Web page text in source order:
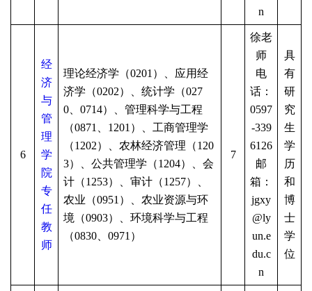
n
6
经
济
与
管
理
学
院
专
任
教
师
理论经济学（0201）、应用经
济学（0202）、统计学（027
0、0714）、管理科学与工程
（0871、1201）、工商管理学
（1202）、农林经济管理（120
3）、公共管理学（1204）、会
计（1253）、审计（1257）、
农业（0951）、农业资源与环
境（0903）、环境科学与工程
（0830、0971）
7
徐老
师
电
话：
0597
-339
6126
邮
箱：
jgxy
@ly
un.e
du.c
n
具
有
研
究
生
学
历
和
博
士
学
位